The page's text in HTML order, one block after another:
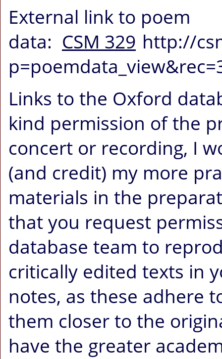
External link to poem
data: CSM 329 http://
Links to the Oxford
kind permission of the
concert or recording, I
(and credit) my more
materials in the
that you request
database team to
critically edited texts in
notes, as these adhere
them closer to the
have the greater